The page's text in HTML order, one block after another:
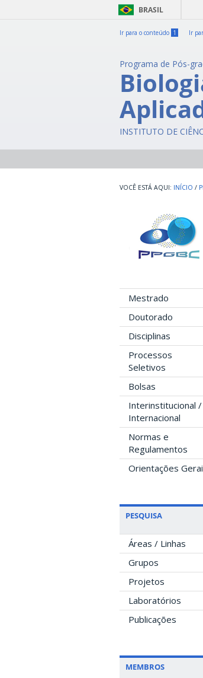
BRASIL
Ir para o conteúdo 1 Ir
Programa de Pós-
INSTITUTO DE
INÍCIO /
Mestrado
Doutorado
Disciplinas
Processos
Seletivos
Bolsas
Interinstitucional /
Internacional
Normas e
Regulamentos
Orientações
PESQUISA
Áreas / Linhas
Grupos
Projetos
Laboratórios
Publicações
MEMBROS